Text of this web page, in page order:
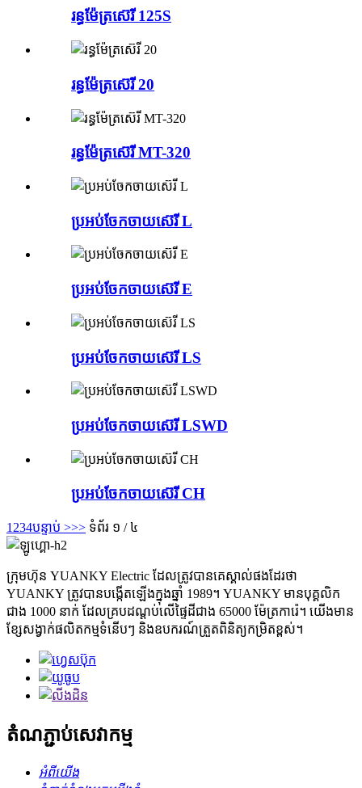
រន្ធ​ម៉ែត្រ​ស៊េរី 125S
រន្ធម៉ែត្រស៊េរី 20
រន្ធម៉ែត្រស៊េរី MT-320
ប្រអប់ចែកចាយស៊េរី L
ប្រអប់ចែកចាយស៊េរី E
ប្រអប់ចែកចាយស៊េរី LS
ប្រអប់ចែកចាយស៊េរី LSWD
ប្រអប់ចែកចាយស៊េរី CH
1 234បន្ទាប់ >>> ទំព័រ ១ / ៤
ក្រុមហ៊ុន YUANKY Electric ដែលត្រូវបានគេស្គាល់ផងដែរថា
YUANKY ត្រូវបានបង្កើតឡើងក្នុងឆ្នាំ 1989។ YUANKY មានបុគ្គលិក
ជាង 1000 នាក់ ដែលគ្របដណ្តប់លើផ្ទៃដីជាង 65000 ម៉ែត្រការ៉េ។ យើងមាន
ខ្សែសង្វាក់ផលិតកម្មទំនើបៗ និងឧបករណ៍ត្រួតពិនិត្យកម្រិតខ្ពស់។
តំណភ្ជាប់សេវាកម្ម
អំពីយើង